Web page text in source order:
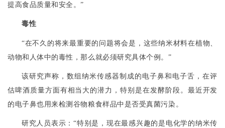
提高食品质量和安全。”
毒性
“在不久的将来最重要的问题将会是，这些纳米材料在植物、
动物和人体中的毒性，那么就必须研究具体个例。 ”
该研究声称，数组纳米传感器制成的电子鼻和电子舌，在评
估啤酒质量方面有相当大的潜力，特别是在发酵阶段。最近开发
的电子鼻也用来检测谷物粮食样品中是否受真菌污染。
研究人员表示：“特别是，现在最感兴趣的是电化学的纳米传